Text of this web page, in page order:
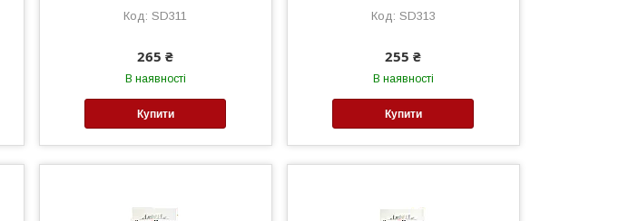
SD311
265 ₴
В наявності
Купити
SD313
255 ₴
В наявності
Купити